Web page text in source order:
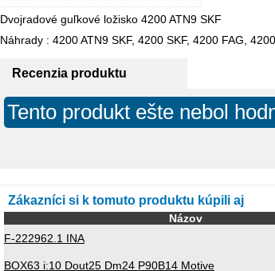
Dvojradové guľkové ložisko 4200 ATN9 SKF
Náhrady : 4200 ATN9 SKF, 4200 SKF, 4200 FAG,
Recenzia produktu
Tento produkt ešte nebol
Zákazníci si k tomuto produktu kúpili aj
Názov
F-222962.1 INA
BOX63 i:10 Dout25 Dm24 P90B14 Motive